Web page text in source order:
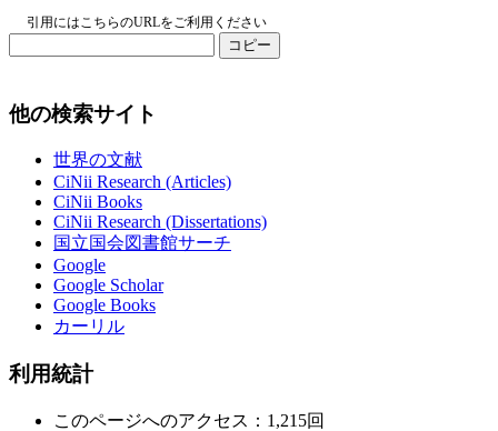
引用にはこちらのURLをご利用ください
コピー
他の検索サイト
世界の文献
CiNii Research (Articles)
CiNii Books
CiNii Research (Dissertations)
国立国会図書館サーチ
Google
Google Scholar
Google Books
カーリル
利用統計
このページへのアクセス：1,215回